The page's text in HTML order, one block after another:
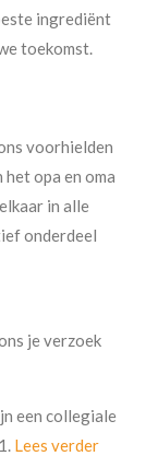
ingrediënt
toekomst.
voorhielden
opa en oma
in alle
onderdeel
je verzoek
een collegiale
Lees verder